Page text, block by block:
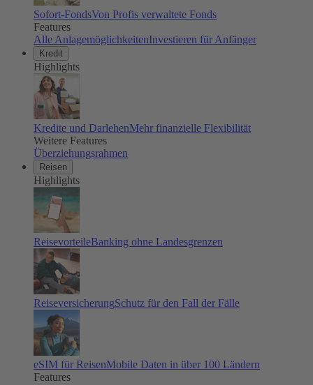
Sofort-FondsVon Profis verwaltete Fonds
Features
Alle AnlagemöglichkeitenInvestieren für Anfänger
Kredit
Highlights
Kredite und DarlehenMehr finanzielle Flexibilität
Weitere Features
Überziehungsrahmen
Reisen
Highlights
ReisevorteileBanking ohne Landesgrenzen
ReiseversicherungSchutz für den Fall der Fälle
eSIM für ReisenMobile Daten in über 100 Ländern
Features